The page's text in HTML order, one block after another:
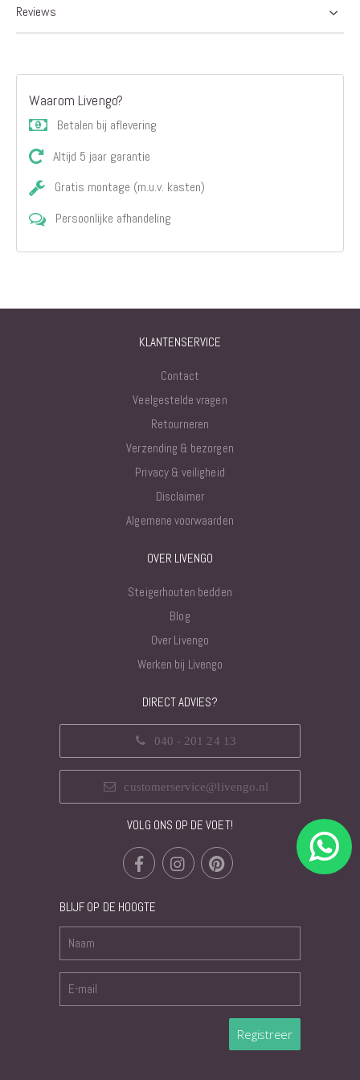
Reviews
Waarom Livengo?
Betalen bij aflevering
Altijd 5 jaar garantie
Gratis montage (m.u.v. kasten)
Persoonlijke afhandeling
KLANTENSERVICE
Contact
Veelgestelde vragen
Retourneren
Verzending & bezorgen
Privacy & veiligheid
Disclaimer
Algemene voorwaarden
OVER LIVENGO
Steigerhouten bedden
Blog
Over Livengo
Werken bij Livengo
DIRECT ADVIES?
040 - 201 24 13
customerservice@livengo.nl
VOLG ONS OP DE VOET!
BLIJF OP DE HOOGTE
Registreer